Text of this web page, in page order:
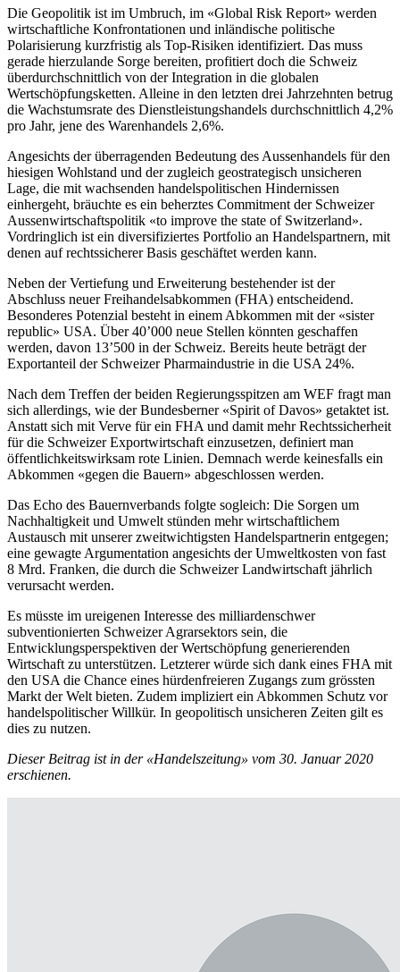
Die Geopolitik ist im Umbruch, im «Global Risk Report» werden
wirtschaftliche Konfrontationen und inländische politische
Polarisierung kurzfristig als Top-Risiken identifiziert. Das muss
gerade hierzulande Sorge bereiten, profitiert doch die Schweiz
überdurchschnittlich von der Integration in die globalen
Wertschöpfungsketten. Alleine in den letzten drei Jahrzehnten betrug
die Wachstumsrate des Dienstleistungshandels durchschnittlich 4,2%
pro Jahr, jene des Warenhandels 2,6%.
Angesichts der überragenden Bedeutung des Aussenhandels für den
hiesigen Wohlstand und der zugleich geostrategisch unsicheren
Lage, die mit wachsenden handelspolitischen Hindernissen
einhergeht, bräuchte es ein beherztes Commitment der Schweizer
Aussenwirtschaftspolitik «to improve the state of Switzerland».
Vordringlich ist ein diversifiziertes Portfolio an Handelspartnern, mit
denen auf rechtssicherer Basis geschäftet werden kann.
Neben der Vertiefung und Erweiterung bestehender ist der
Abschluss neuer Freihandelsabkommen (FHA) entscheidend.
Besonderes Potenzial besteht in einem Abkommen mit der «sister
republic» USA. Über 40’000 neue Stellen könnten geschaffen
werden, davon 13’500 in der Schweiz. Bereits heute beträgt der
Exportanteil der Schweizer Pharmaindustrie in die USA 24%.
Nach dem Treffen der beiden Regierungsspitzen am WEF fragt man
sich allerdings, wie der Bundesberner «Spirit of Davos» getaktet ist.
Anstatt sich mit Verve für ein FHA und damit mehr Rechtssicherheit
für die Schweizer Exportwirtschaft einzusetzen, definiert man
öffentlichkeitswirksam rote Linien. Demnach werde keinesfalls ein
Abkommen «gegen die Bauern» abgeschlossen werden.
Das Echo des Bauernverbands folgte sogleich: Die Sorgen um
Nachhaltigkeit und Umwelt stünden mehr wirtschaftlichem
Austausch mit unserer zweitwichtigsten Handelspartnerin entgegen;
eine gewagte Argumentation angesichts der Umweltkosten von fast
8 Mrd. Franken, die durch die Schweizer Landwirtschaft jährlich
verursacht werden.
Es müsste im ureigenen Interesse des milliardenschwer
subventionierten Schweizer Agrarsektors sein, die
Entwicklungsperspektiven der Wertschöpfung generierenden
Wirtschaft zu unterstützen. Letzterer würde sich dank eines FHA mit
den USA die Chance eines hürdenfreieren Zugangs zum grössten
Markt der Welt bieten. Zudem impliziert ein Abkommen Schutz vor
handelspolitischer Willkür. In geopolitisch unsicheren Zeiten gilt es
dies zu nutzen.
Dieser Beitrag ist in der «Handelszeitung» vom 30. Januar 2020
erschienen.